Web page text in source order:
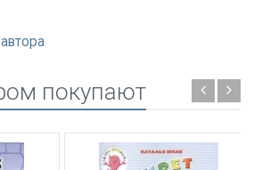
покупают